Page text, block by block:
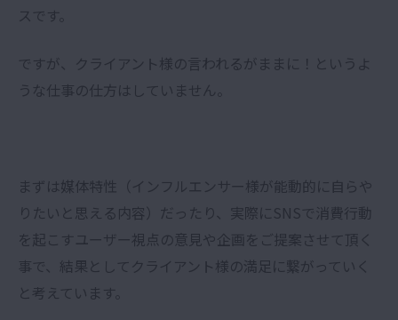
スです。
ですが、クライアント様の言われるがままに！というよ
うな仕事の仕方はしていません。
まずは媒体特性（インフルエンサー様が能動的に自らや
りたいと思える内容）だったり、実際にSNSで消費行動
を起こすユーザー視点の意見や企画をご提案させて頂く
事で、結果としてクライアント様の満足に繋がっていく
と考えています。